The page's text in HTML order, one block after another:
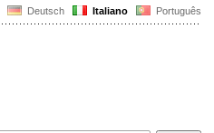
Deutsch Italiano Português